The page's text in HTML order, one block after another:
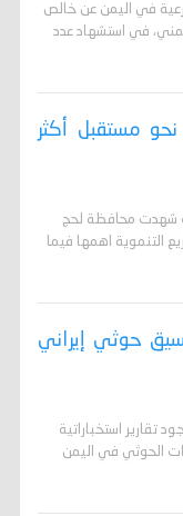
في اليمن عن خالص
في استشهاد عدد
مستقبل أكثر
شهدت محافظة لحج
التنموية اهمها فيما
حوثي إيراني
استخباراتية
الحوثي في اليمن